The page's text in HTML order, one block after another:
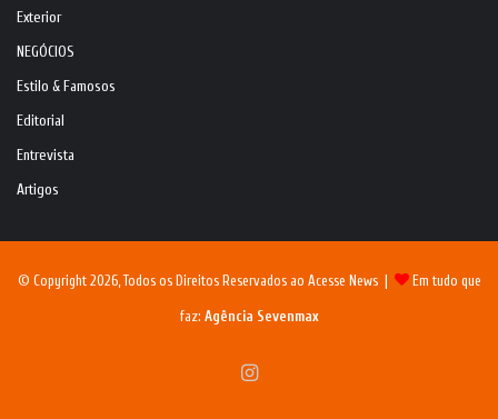
Exterior
NEGÓCIOS
Estilo & Famosos
Editorial
Entrevista
Artigos
© Copyright 2026, Todos os Direitos Reservados ao Acesse News | Em tudo que
faz: Agência Sevenmax
Instagram